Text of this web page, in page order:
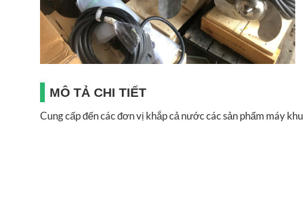
MÔ TẢ CHI TIẾT
Cung cấp đến các đơn vị khắp cả nước các sản phẩm máy